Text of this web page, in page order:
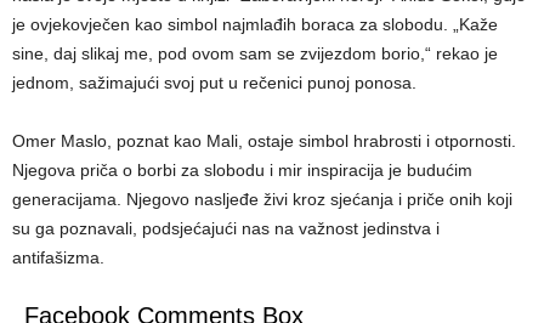
je ovjekovječen kao simbol najmlađih boraca za slobodu. „Kaže
sine, daj slikaj me, pod ovom sam se zvijezdom borio,“ rekao je
jednom, sažimajući svoj put u rečenici punoj ponosa.
Omer Maslo, poznat kao Mali, ostaje simbol hrabrosti i otpornosti.
Njegova priča o borbi za slobodu i mir inspiracija je budućim
generacijama. Njegovo nasljeđe živi kroz sjećanja i priče onih koji
su ga poznavali, podsjećajući nas na važnost jedinstva i
antifašizma.
Facebook Comments Box